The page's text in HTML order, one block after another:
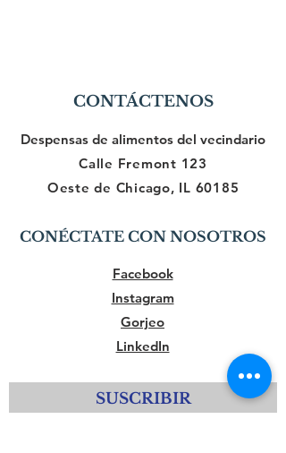
CONTÁCTENOS
Despensas de alimentos del vecindario
Calle Fremont 123
Oeste de Chicago, IL 60185
CONÉCTATE CON NOSOTROS
Facebook
Instagram
Gorjeo
LinkedIn
SUSCRIBIR